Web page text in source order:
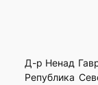
Д-р Ненад
Република